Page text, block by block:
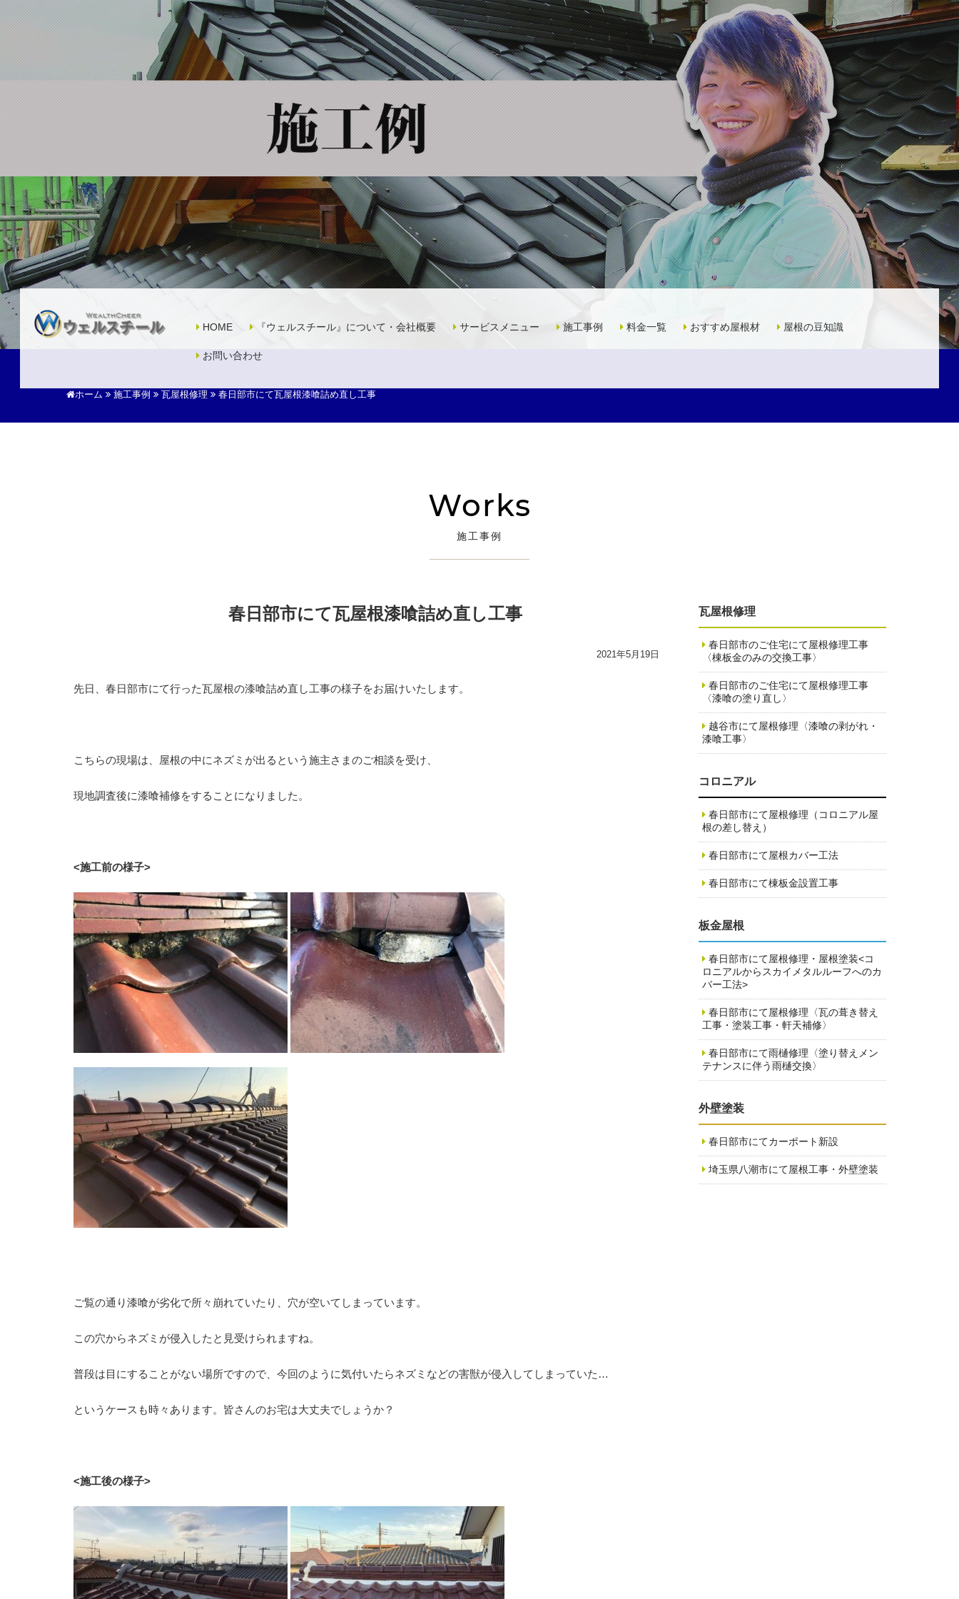
HOME 『ウェルスチール』について・会社概要 サービスメニュー 施工事例 料金一覧 おすすめ屋根材 屋根の豆知識
お問い合わせ
ホーム 施工事例 瓦屋根修理 春日部市にて瓦屋根漆喰詰め直し工事
Works
施工事例
春日部市にて瓦屋根漆喰詰め直し工事
2021年5月19日
先日、春日部市にて行った瓦屋根の漆喰詰め直し工事の様子をお届けいたします。
こちらの現場は、屋根の中にネズミが出るという施主さまのご相談を受け、
現地調査後に漆喰補修をすることになりました。
<施工前の様子>
ご覧の通り漆喰が劣化で所々崩れていたり、穴が空いてしまっています。
この穴からネズミが侵入したと見受けられますね。
普段は目にすることがない場所ですので、今回のように気付いたらネズミなどの害獣が侵入してしまっていた…
というケースも時々あります。皆さんのお宅は大丈夫でしょうか？
<施工後の様子>
瓦屋根修理
春日部市のご住宅にて屋根修理工事
〈棟板金のみの交換工事〉
春日部市のご住宅にて屋根修理工事
〈漆喰の塗り直し〉
越谷市にて屋根修理〈漆喰の剥がれ・
漆喰工事〉
コロニアル
春日部市にて屋根修理（コロニアル屋
根の差し替え）
春日部市にて屋根カバー工法
春日部市にて棟板金設置工事
板金屋根
春日部市にて屋根修理・屋根塗装<コ
ロニアルからスカイメタルルーフへのカ
バー工法>
春日部市にて屋根修理〈瓦の葺き替え
工事・塗装工事・軒天補修〉
春日部市にて雨樋修理〈塗り替えメン
テナンスに伴う雨樋交換〉
外壁塗装
春日部市にてカーポート新設
埼玉県八潮市にて屋根工事・外壁塗装